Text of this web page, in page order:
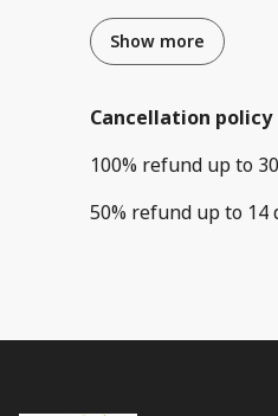
Show more
Cancellation policy
100% refund up to
50% refund up to 14